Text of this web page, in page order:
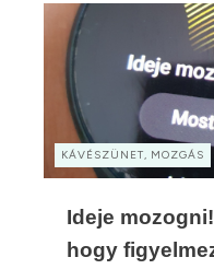
KÁVÉSZÜNET, MOZGÁS
Ideje
hogy